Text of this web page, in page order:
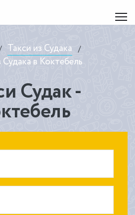
Такси из Судака /
Судака в Коктебель
Судак -